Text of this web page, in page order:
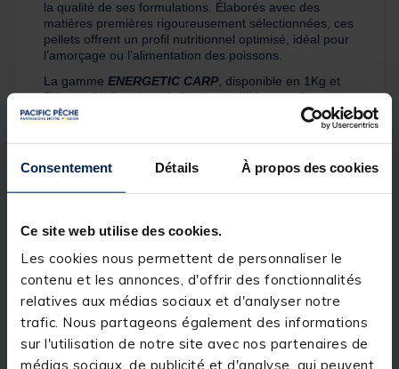
Consentement Détails À propos des cookies
Ce site web utilise des cookies.
Les cookies nous permettent de personnaliser le
contenu et les annonces, d'offrir des fonctionnalités
relatives aux médias sociaux et d'analyser notre
trafic. Nous partageons également des informations
sur l'utilisation de notre site avec nos partenaires de
médias sociaux, de publicité et d'analyse, qui peuvent
la qualité de ses formulations. Élaborés avec des
matières premières rigoureusement sélectionnées, ces
pellets offrent un profil nutritionnel optimisé, idéal pour
l’amorçage ou l’alimentation des poissons.
La gamme ENERGETIC CARP , disponible en 1Kg et
5Kg, se décline dans 4 diamètres différents : 2mm,
4mm, 6mm et 8mm.
sur votre coup, sans leur apporter une trop forte valeur
de poisson, les pellets ELITE ENERGETIC CARP
instantanément après immersion grâce à un pouvoir
collant assez neutre.
Des pellets très efficaces qui peuvent être utilisés dans
toutes les situations !
Les pelletsELITE ENERGETIC CARPpeuvent être
utilisés seuls ou directement incorporés dans vos